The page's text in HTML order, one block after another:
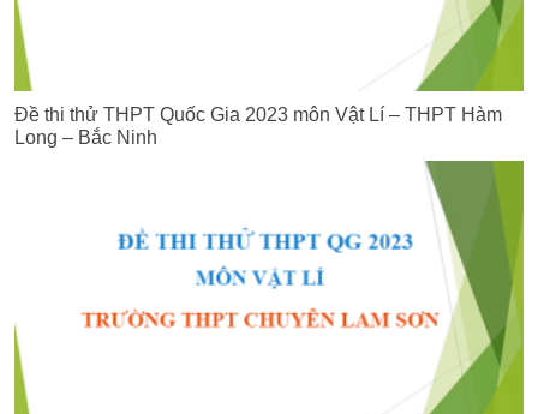
Đề thi thử THPT Quốc Gia 2023 môn Vật Lí – THPT Hàm
Long – Bắc Ninh